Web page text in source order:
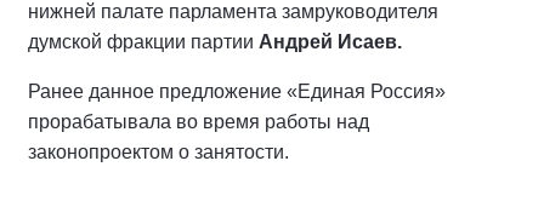
нижней палате парламента замруководителя
думской фракции партии Андрей Исаев.
Ранее данное предложение «Единая Россия»
прорабатывала во время работы над
законопроектом о занятости.